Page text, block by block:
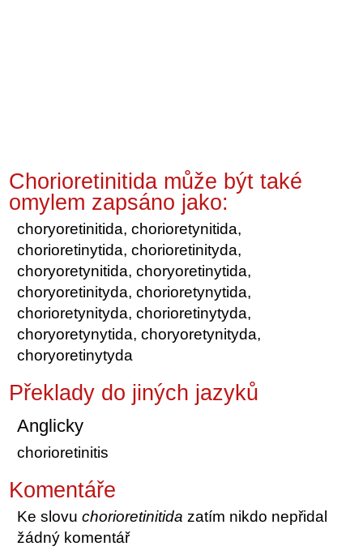
Chorioretinitida může být také
omylem zapsáno jako:
choryoretinitida, chorioretynitida,
chorioretinytida, chorioretinityda,
choryoretynitida, choryoretinytida,
choryoretinityda, chorioretynytida,
chorioretynityda, chorioretinytyda,
choryoretynytida, choryoretynityda,
choryoretinytyda
Překlady do jiných jazyků
Anglicky
chorioretinitis
Komentáře
Ke slovuchorioretinitida zatím nikdo nepřidal
žádný komentář